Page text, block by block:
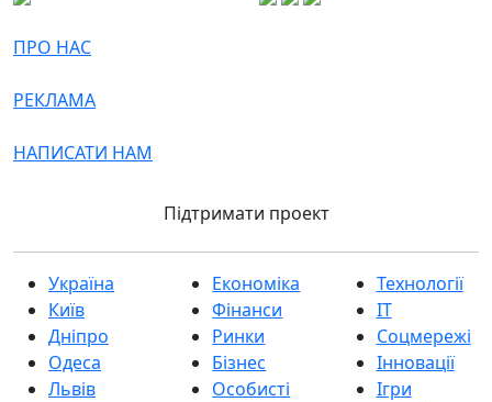
ПРО НАС
РЕКЛАМА
НАПИСАТИ НАМ
Підтримати проект
Україна
Київ
Дніпро
Одеса
Львів
Економіка
Фінанси
Ринки
Бізнес
Особисті
Технології
IT
Соцмережі
Інновації
Ігри